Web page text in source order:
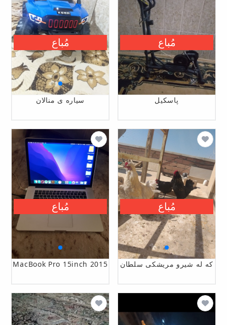
پاسکیل
مُباع
سیاره ی منالان
مُباع
که له شیرو مریشکی سلطان
مُباع
MacBook Pro 15inch 2015
مُباع